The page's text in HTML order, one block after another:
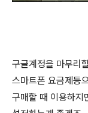
구글계정을 마무리
스마트폰 요금제등
구매할 때 이용하지